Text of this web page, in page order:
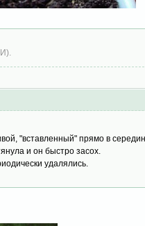
"вставленный" прямо в
и он быстро засох.
удалялись.